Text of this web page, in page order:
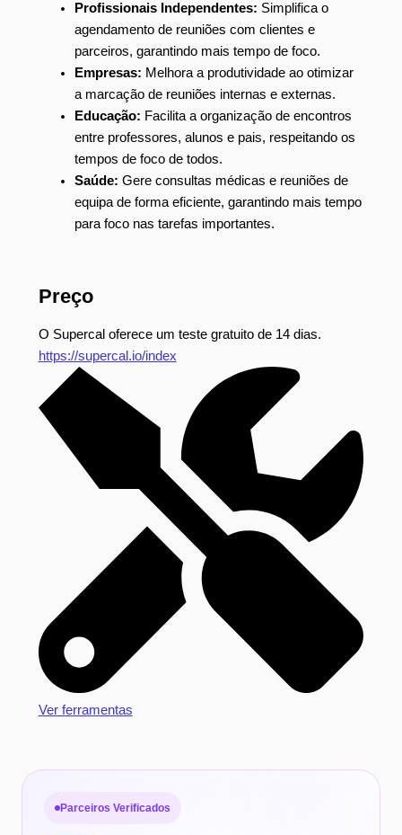
Profissionais Independentes: Simplifica o
agendamento de reuniões com clientes e
parceiros, garantindo mais tempo de foco.
Empresas: Melhora a produtividade ao otimizar
a marcação de reuniões internas e externas.
Educação: Facilita a organização de encontros
entre professores, alunos e pais, respeitando os
tempos de foco de todos.
Saúde: Gere consultas médicas e reuniões de
equipa de forma eficiente, garantindo mais tempo
para foco nas tarefas importantes.
Preço
O Supercal oferece um teste gratuito de 14 dias.
https://supercal.io/index
Ver ferramentas
Parceiros Verificados